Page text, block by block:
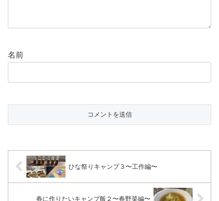
名前
ひな祭りキャンプ３〜工作編〜
春に作りたいキャンプ飯２〜春野菜編〜